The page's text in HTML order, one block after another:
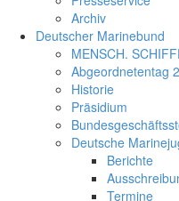
Archiv
Deutscher Marinebund
MENSCH.
Abgeordnetentag
Historie
Präsidium
Deutsche
Berichte
Termine